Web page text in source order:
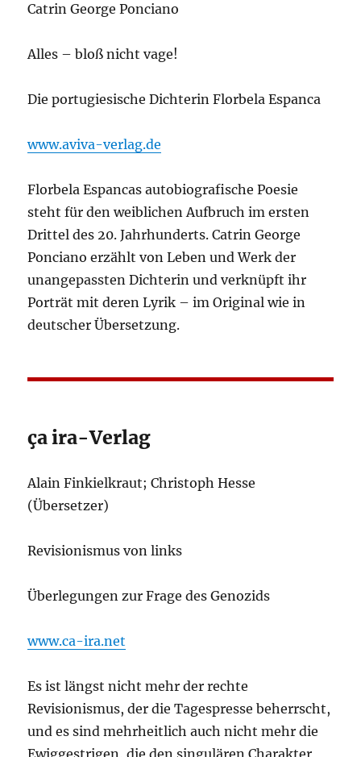
Catrin George Ponciano
Alles – bloß nicht vage!
Die portugiesische Dichterin Florbela Espanca
www.aviva-verlag.de
Florbela Espancas autobiografische Poesie
steht für den weiblichen Aufbruch im ersten
Drittel des 20. Jahrhunderts. Catrin George
Ponciano erzählt von Leben und Werk der
unangepassten Dichterin und verknüpft ihr
Porträt mit deren Lyrik – im Original wie in
deutscher Übersetzung.
ça ira-Verlag
Alain Finkielkraut; Christoph Hesse
(Übersetzer)
Revisionismus von links
Überlegungen zur Frage des Genozids
www.ca-ira.net
Es ist längst nicht mehr der rechte
Revisionismus, der die Tagespresse beherrscht,
und es sind mehrheitlich auch nicht mehr die